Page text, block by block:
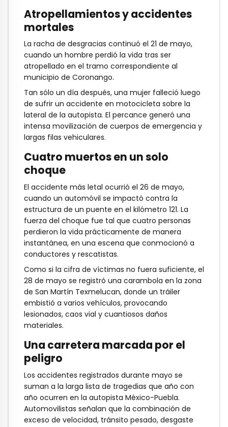
Atropellamientos y accidentes
mortales
La racha de desgracias continuó el 21 de mayo,
cuando un hombre perdió la vida tras ser
atropellado en el tramo correspondiente al
municipio de Coronango.
Tan sólo un día después, una mujer falleció luego
de sufrir un accidente en motocicleta sobre la
lateral de la autopista. El percance generó una
intensa movilización de cuerpos de emergencia y
largas filas vehiculares.
Cuatro muertos en un solo
choque
El accidente más letal ocurrió el 26 de mayo,
cuando un automóvil se impactó contra la
estructura de un puente en el kilómetro 121. La
fuerza del choque fue tal que cuatro personas
perdieron la vida prácticamente de manera
instantánea, en una escena que conmocionó a
conductores y rescatistas.
Como si la cifra de víctimas no fuera suficiente, el
28 de mayo se registró una carambola en la zona
de San Martín Texmelucan, donde un tráiler
embistió a varios vehículos, provocando
lesionados, caos vial y cuantiosos daños
materiales.
Una carretera marcada por el
peligro
Los accidentes registrados durante mayo se
suman a la larga lista de tragedias que año con
año ocurren en la autopista México-Puebla.
Automovilistas señalan que la combinación de
exceso de velocidad, tránsito pesado, desgaste